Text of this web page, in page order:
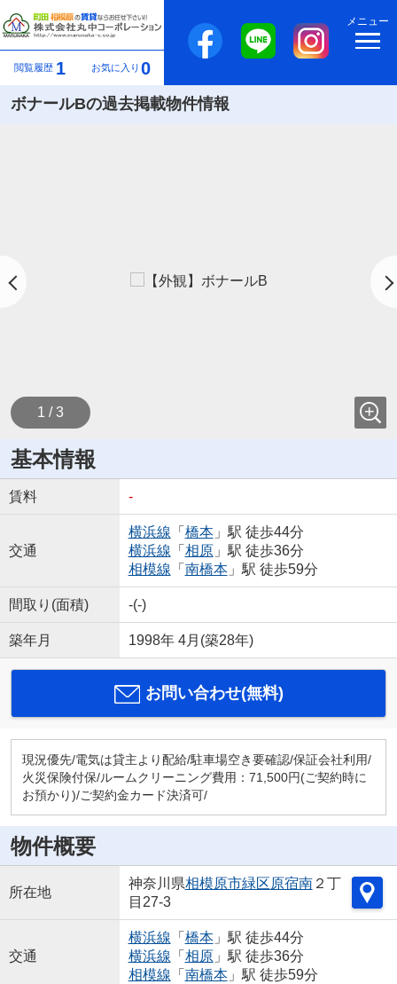
閲覧履歴 1 お気に入り 0
メニュー
ボナールBの過去掲載物件情報
1 / 3
基本情報
賃料 -
交通
横浜線 「 橋本」駅 徒歩44分
横浜線 「 相原」駅 徒歩36分
相模線 「 南橋本」駅 徒歩59分
間取り(面積) -(-)
築年月 1998年 4月(築28年)
お問い合わせ(無料)
現況優先/電気は貸主より配給/駐車場空き要確認/保証会社利用/
火災保険付保/ルームクリーニング費用：71,500円(ご契約時に
お預かり)/ご契約金カード決済可/
物件概要
所在地
神奈川県相模原市緑区原宿南２丁
目27-3
交通
横浜線 「 橋本」駅 徒歩44分
横浜線 「 相原」駅 徒歩36分
相模線 「 南橋本」駅 徒歩59分